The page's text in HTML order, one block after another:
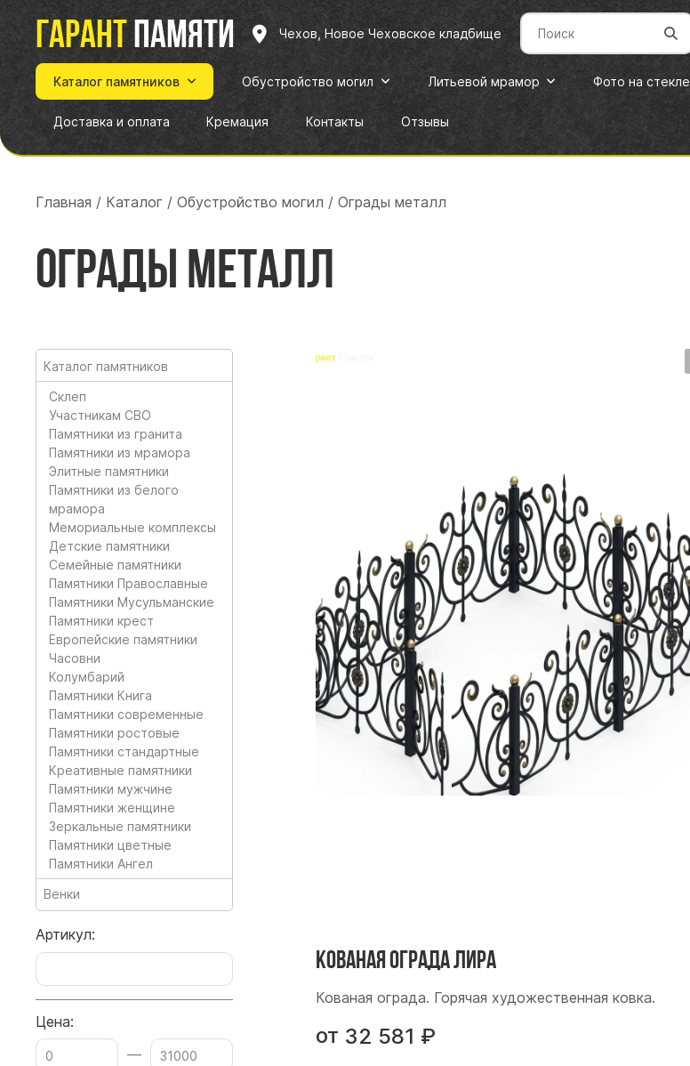
Гарантпамяти Чехов, Новое Чеховское кладбище
Каталог памятников Обустройство могил Литьевой мрамор Фото на стекле
Доставка и оплата Кремация Контакты Отзывы
Главная / Каталог / Обустройство могил / Ограды металл
Ограды металл
Кованая ограда Лира
Кованая ограда. Горячая художественная ковка.
от 32 581 ₽
Каталог памятников
Склеп
Участникам СВО
Памятники из гранита
Памятники из мрамора
Элитные памятники
Памятники из белого
мрамора
Мемориальные комплексы
Детские памятники
Семейные памятники
Памятники Православные
Памятники Мусульманские
Памятники крест
Европейские памятники
Часовни
Колумбарий
Памятники Книга
Памятники современные
Памятники ростовые
Памятники стандартные
Креативные памятники
Памятники мужчине
Памятники женщине
Зеркальные памятники
Памятники цветные
Памятники Ангел
Венки
Артикул:
Цена:
—